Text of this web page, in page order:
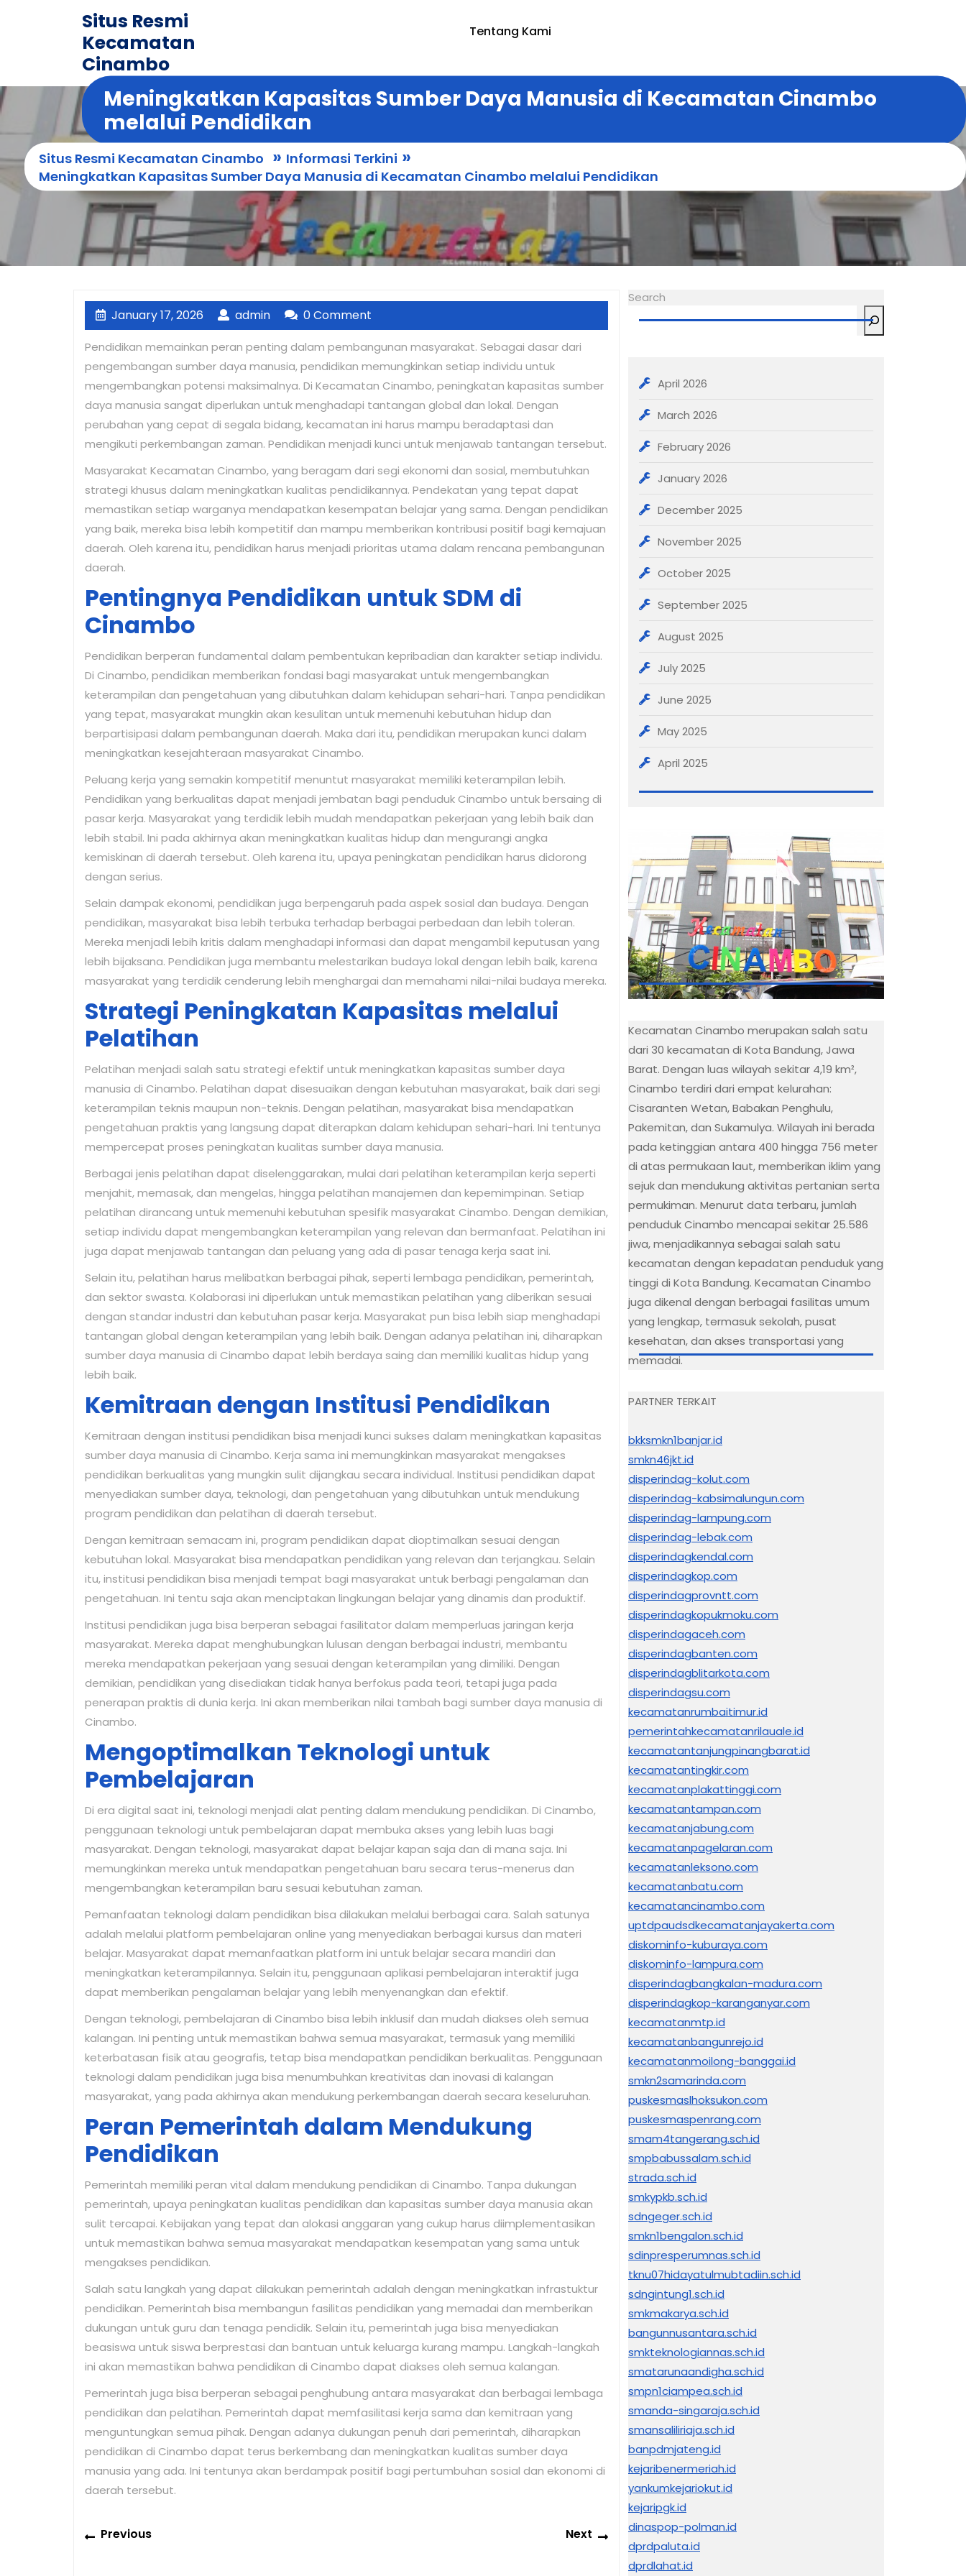
Situs Resmi
Kecamatan
Cinambo
Tentang Kami
Meningkatkan Kapasitas Sumber Daya Manusia di Kecamatan Cinambo
melalui Pendidikan
Situs Resmi Kecamatan Cinambo » Informasi Terkini »
Meningkatkan Kapasitas Sumber Daya Manusia di Kecamatan Cinambo melalui Pendidikan
January 17, 2026 January
17,
2026
adminadmin0 Comment
Pendidikan memainkan peran penting dalam pembangunan masyarakat. Sebagai dasar dari
pengembangan sumber daya manusia, pendidikan memungkinkan setiap individu untuk
mengembangkan potensi maksimalnya. Di Kecamatan Cinambo, peningkatan kapasitas sumber
daya manusia sangat diperlukan untuk menghadapi tantangan global dan lokal. Dengan
perubahan yang cepat di segala bidang, kecamatan ini harus mampu beradaptasi dan
mengikuti perkembangan zaman. Pendidikan menjadi kunci untuk menjawab tantangan tersebut.
Masyarakat Kecamatan Cinambo, yang beragam dari segi ekonomi dan sosial, membutuhkan
strategi khusus dalam meningkatkan kualitas pendidikannya. Pendekatan yang tepat dapat
memastikan setiap warganya mendapatkan kesempatan belajar yang sama. Dengan pendidikan
yang baik, mereka bisa lebih kompetitif dan mampu memberikan kontribusi positif bagi kemajuan
daerah. Oleh karena itu, pendidikan harus menjadi prioritas utama dalam rencana pembangunan
daerah.
Pentingnya Pendidikan untuk SDM di
Cinambo
Pendidikan berperan fundamental dalam pembentukan kepribadian dan karakter setiap individu.
Di Cinambo, pendidikan memberikan fondasi bagi masyarakat untuk mengembangkan
keterampilan dan pengetahuan yang dibutuhkan dalam kehidupan sehari-hari. Tanpa pendidikan
yang tepat, masyarakat mungkin akan kesulitan untuk memenuhi kebutuhan hidup dan
berpartisipasi dalam pembangunan daerah. Maka dari itu, pendidikan merupakan kunci dalam
meningkatkan kesejahteraan masyarakat Cinambo.
Peluang kerja yang semakin kompetitif menuntut masyarakat memiliki keterampilan lebih.
Pendidikan yang berkualitas dapat menjadi jembatan bagi penduduk Cinambo untuk bersaing di
pasar kerja. Masyarakat yang terdidik lebih mudah mendapatkan pekerjaan yang lebih baik dan
lebih stabil. Ini pada akhirnya akan meningkatkan kualitas hidup dan mengurangi angka
kemiskinan di daerah tersebut. Oleh karena itu, upaya peningkatan pendidikan harus didorong
dengan serius.
Selain dampak ekonomi, pendidikan juga berpengaruh pada aspek sosial dan budaya. Dengan
pendidikan, masyarakat bisa lebih terbuka terhadap berbagai perbedaan dan lebih toleran.
Mereka menjadi lebih kritis dalam menghadapi informasi dan dapat mengambil keputusan yang
lebih bijaksana. Pendidikan juga membantu melestarikan budaya lokal dengan lebih baik, karena
masyarakat yang terdidik cenderung lebih menghargai dan memahami nilai-nilai budaya mereka.
Strategi Peningkatan Kapasitas melalui
Pelatihan
Pelatihan menjadi salah satu strategi efektif untuk meningkatkan kapasitas sumber daya
manusia di Cinambo. Pelatihan dapat disesuaikan dengan kebutuhan masyarakat, baik dari segi
keterampilan teknis maupun non-teknis. Dengan pelatihan, masyarakat bisa mendapatkan
pengetahuan praktis yang langsung dapat diterapkan dalam kehidupan sehari-hari. Ini tentunya
mempercepat proses peningkatan kualitas sumber daya manusia.
Berbagai jenis pelatihan dapat diselenggarakan, mulai dari pelatihan keterampilan kerja seperti
menjahit, memasak, dan mengelas, hingga pelatihan manajemen dan kepemimpinan. Setiap
pelatihan dirancang untuk memenuhi kebutuhan spesifik masyarakat Cinambo. Dengan demikian,
setiap individu dapat mengembangkan keterampilan yang relevan dan bermanfaat. Pelatihan ini
juga dapat menjawab tantangan dan peluang yang ada di pasar tenaga kerja saat ini.
Selain itu, pelatihan harus melibatkan berbagai pihak, seperti lembaga pendidikan, pemerintah,
dan sektor swasta. Kolaborasi ini diperlukan untuk memastikan pelatihan yang diberikan sesuai
dengan standar industri dan kebutuhan pasar kerja. Masyarakat pun bisa lebih siap menghadapi
tantangan global dengan keterampilan yang lebih baik. Dengan adanya pelatihan ini, diharapkan
sumber daya manusia di Cinambo dapat lebih berdaya saing dan memiliki kualitas hidup yang
lebih baik.
Kemitraan dengan Institusi Pendidikan
Kemitraan dengan institusi pendidikan bisa menjadi kunci sukses dalam meningkatkan kapasitas
sumber daya manusia di Cinambo. Kerja sama ini memungkinkan masyarakat mengakses
pendidikan berkualitas yang mungkin sulit dijangkau secara individual. Institusi pendidikan dapat
menyediakan sumber daya, teknologi, dan pengetahuan yang dibutuhkan untuk mendukung
program pendidikan dan pelatihan di daerah tersebut.
Dengan kemitraan semacam ini, program pendidikan dapat dioptimalkan sesuai dengan
kebutuhan lokal. Masyarakat bisa mendapatkan pendidikan yang relevan dan terjangkau. Selain
itu, institusi pendidikan bisa menjadi tempat bagi masyarakat untuk berbagi pengalaman dan
pengetahuan. Ini tentu saja akan menciptakan lingkungan belajar yang dinamis dan produktif.
Institusi pendidikan juga bisa berperan sebagai fasilitator dalam memperluas jaringan kerja
masyarakat. Mereka dapat menghubungkan lulusan dengan berbagai industri, membantu
mereka mendapatkan pekerjaan yang sesuai dengan keterampilan yang dimiliki. Dengan
demikian, pendidikan yang disediakan tidak hanya berfokus pada teori, tetapi juga pada
penerapan praktis di dunia kerja. Ini akan memberikan nilai tambah bagi sumber daya manusia di
Cinambo.
Mengoptimalkan Teknologi untuk
Pembelajaran
Di era digital saat ini, teknologi menjadi alat penting dalam mendukung pendidikan. Di Cinambo,
penggunaan teknologi untuk pembelajaran dapat membuka akses yang lebih luas bagi
masyarakat. Dengan teknologi, masyarakat dapat belajar kapan saja dan di mana saja. Ini
memungkinkan mereka untuk mendapatkan pengetahuan baru secara terus-menerus dan
mengembangkan keterampilan baru sesuai kebutuhan zaman.
Pemanfaatan teknologi dalam pendidikan bisa dilakukan melalui berbagai cara. Salah satunya
adalah melalui platform pembelajaran online yang menyediakan berbagai kursus dan materi
belajar. Masyarakat dapat memanfaatkan platform ini untuk belajar secara mandiri dan
meningkatkan keterampilannya. Selain itu, penggunaan aplikasi pembelajaran interaktif juga
dapat memberikan pengalaman belajar yang lebih menyenangkan dan efektif.
Dengan teknologi, pembelajaran di Cinambo bisa lebih inklusif dan mudah diakses oleh semua
kalangan. Ini penting untuk memastikan bahwa semua masyarakat, termasuk yang memiliki
keterbatasan fisik atau geografis, tetap bisa mendapatkan pendidikan berkualitas. Penggunaan
teknologi dalam pendidikan juga bisa menumbuhkan kreativitas dan inovasi di kalangan
masyarakat, yang pada akhirnya akan mendukung perkembangan daerah secara keseluruhan.
Peran Pemerintah dalam Mendukung
Pendidikan
Pemerintah memiliki peran vital dalam mendukung pendidikan di Cinambo. Tanpa dukungan
pemerintah, upaya peningkatan kualitas pendidikan dan kapasitas sumber daya manusia akan
sulit tercapai. Kebijakan yang tepat dan alokasi anggaran yang cukup harus diimplementasikan
untuk memastikan bahwa semua masyarakat mendapatkan kesempatan yang sama untuk
mengakses pendidikan.
Salah satu langkah yang dapat dilakukan pemerintah adalah dengan meningkatkan infrastuktur
pendidikan. Pemerintah bisa membangun fasilitas pendidikan yang memadai dan memberikan
dukungan untuk guru dan tenaga pendidik. Selain itu, pemerintah juga bisa menyediakan
beasiswa untuk siswa berprestasi dan bantuan untuk keluarga kurang mampu. Langkah-langkah
ini akan memastikan bahwa pendidikan di Cinambo dapat diakses oleh semua kalangan.
Pemerintah juga bisa berperan sebagai penghubung antara masyarakat dan berbagai lembaga
pendidikan dan pelatihan. Pemerintah dapat memfasilitasi kerja sama dan kemitraan yang
menguntungkan semua pihak. Dengan adanya dukungan penuh dari pemerintah, diharapkan
pendidikan di Cinambo dapat terus berkembang dan meningkatkan kualitas sumber daya
manusia yang ada. Ini tentunya akan berdampak positif bagi pertumbuhan sosial dan ekonomi di
daerah tersebut.
Post
PreviousPrevious
Next
Next
post:
Search
April 2026
March 2026
February 2026
January 2026
December 2025
November 2025
October 2025
September 2025
August 2025
July 2025
June 2025
May 2025
April 2025
Kecamatan Cinambo merupakan salah satu
dari 30 kecamatan di Kota Bandung, Jawa
Barat. Dengan luas wilayah sekitar 4,19 km²,
Cinambo terdiri dari empat kelurahan:
Cisaranten Wetan, Babakan Penghulu,
Pakemitan, dan Sukamulya. Wilayah ini berada
pada ketinggian antara 400 hingga 756 meter
di atas permukaan laut, memberikan iklim yang
sejuk dan mendukung aktivitas pertanian serta
permukiman. Menurut data terbaru, jumlah
penduduk Cinambo mencapai sekitar 25.586
jiwa, menjadikannya sebagai salah satu
kecamatan dengan kepadatan penduduk yang
tinggi di Kota Bandung. Kecamatan Cinambo
juga dikenal dengan berbagai fasilitas umum
yang lengkap, termasuk sekolah, pusat
kesehatan, dan akses transportasi yang
memadai.
PARTNER TERKAIT
bkksmkn1banjar.id
smkn46jkt.id
disperindag-kolut.com
disperindag-kabsimalungun.com
disperindag-lampung.com
disperindag-lebak.com
disperindagkendal.com
disperindagkop.com
disperindagprovntt.com
disperindagkopukmoku.com
disperindagaceh.com
disperindagbanten.com
disperindagblitarkota.com
disperindagsu.com
kecamatanrumbaitimur.id
pemerintahkecamatanrilauale.id
kecamatantanjungpinangbarat.id
kecamatantingkir.com
kecamatanplakattinggi.com
kecamatantampan.com
kecamatanjabung.com
kecamatanpagelaran.com
kecamatanleksono.com
kecamatanbatu.com
kecamatancinambo.com
uptdpaudsdkecamatanjayakerta.com
diskominfo-kuburaya.com
diskominfo-lampura.com
disperindagbangkalan-madura.com
disperindagkop-karanganyar.com
kecamatanmtp.id
kecamatanbangunrejo.id
kecamatanmoilong-banggai.id
smkn2samarinda.com
puskesmaslhoksukon.com
puskesmaspenrang.com
smam4tangerang.sch.id
smpbabussalam.sch.id
strada.sch.id
smkypkb.sch.id
sdngeger.sch.id
smkn1bengalon.sch.id
sdinpresperumnas.sch.id
tknu07hidayatulmubtadiin.sch.id
sdngintung1.sch.id
smkmakarya.sch.id
bangunnusantara.sch.id
smkteknologiannas.sch.id
smatarunaandigha.sch.id
smpn1ciampea.sch.id
smanda-singaraja.sch.id
smansaliliriaja.sch.id
banpdmjateng.id
kejaribenermeriah.id
yankumkejariokut.id
kejaripgk.id
dinaspop-polman.id
dprdpaluta.id
dprdlahat.id